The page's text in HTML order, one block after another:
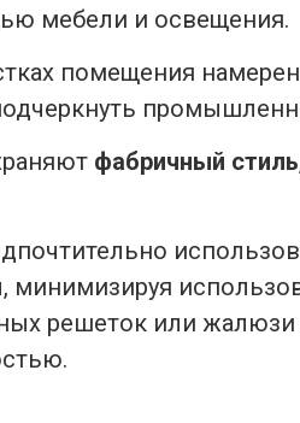
мебели и освещения.
помещения
фабричный стиль
решеток или